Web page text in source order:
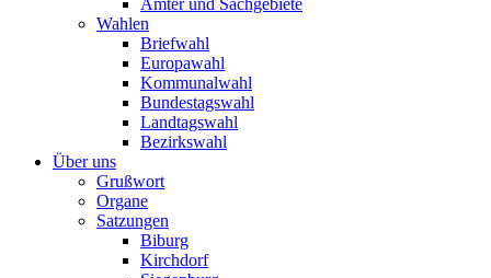
Ämter und Sachgebiete
Wahlen
Briefwahl
Europawahl
Kommunalwahl
Bundestagswahl
Landtagswahl
Bezirkswahl
Über uns
Grußwort
Organe
Satzungen
Biburg
Kirchdorf